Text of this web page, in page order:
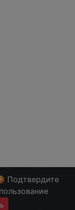
Подтвердите